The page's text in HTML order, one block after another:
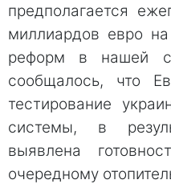
предполагается
миллиардов евро
реформ в нашей
сообщалось, что
тестирование
системы, в
выявлена
очередному